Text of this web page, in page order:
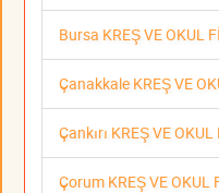
Bursa KREŞ VE OKUL
Çanakkale KREŞ VE
Çankırı KREŞ VE
Çorum KREŞ VE OKUL